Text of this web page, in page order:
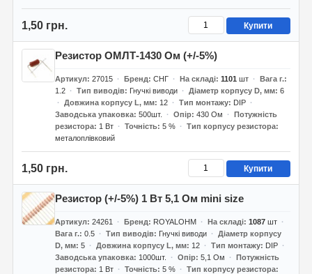
1,50 грн. Купити
Резистор ОМЛТ-1430 Ом (+/-5%)
Артикул 27015 Бренд СНГ На складі 1101 шт
Вага г.
1.2
Тип виводів Гнучкі виводи Діаметр корпусу D, мм 6
Довжина корпусу L, мм
12 Тип монтажу
DIP
Заводська упаковка 500шт. Опір 430 Ом
Потужність
резистора
1 Вт Точність 5 %
Тип корпусу резистора
металоплівковий
1,50 грн. Купити
Резистор (+/-5%) 1 Вт 5,1 Ом mini size
Артикул 24261 Бренд ROYALOHM На складі 1087шт
Вага г. 0.5 Тип виводів Гнучкі виводи
Діаметр корпусу
D, мм 5 Довжина корпусу L, мм 12 Тип монтажу
DIP
Заводська упаковка
1000шт. Опір 5,1 Ом
Потужність
резистора
1 Вт Точність 5 %
Тип корпусу резистора